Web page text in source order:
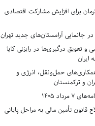
برای افزایش مشارکت اقتصادی
جانمایی آرامستان‌های جدید تهران
و تعویق درگیری‌ها در رایزنی کایا
ایران
حمل‌ونقل، انرژی و
و ترکمنستان
1405
قانون تأمین مالی به مراحل پایانی